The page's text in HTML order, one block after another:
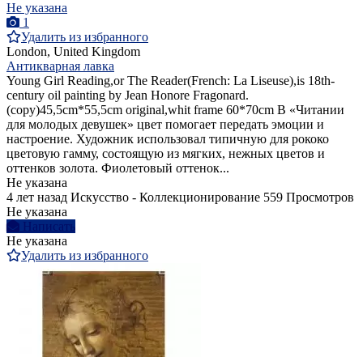
Не указана
1
Удалить из избранного
London, United Kingdom
Антикварная лавка
Young Girl Reading,or The Reader(French: La Liseuse),is 18th-
century oil painting by Jean Honore Fragonard.
(copy)45,5cm*55,5cm original,whit frame 60*70cm В «Читании
для молодых девушек» цвет помогает передать эмоции и
настроение. Художник использовал типичную для рококо
цветовую гамму, состоящую из мягких, нежных цветов и
оттенков золота. Фиолетовый оттенок...
Не указана
4 лет назад Искусство - Коллекционирование 559 Просмотров
Не указана
Написать
Не указана
Удалить из избранного